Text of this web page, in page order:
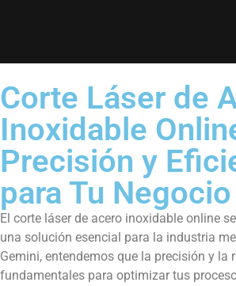
Corte Láser de
Inoxidable
Precisión y
para Tu Negocio
El corte láser de acero inoxidable online
una solución esencial para la industria
Gemini, entendemos que la precisión y la
fundamentales para optimizar tus